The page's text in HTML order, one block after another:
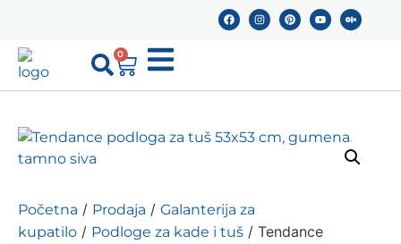
0
Početna / Prodaja / Galanterija za
kupatilo / Podloge za kade i tuš / Tendance